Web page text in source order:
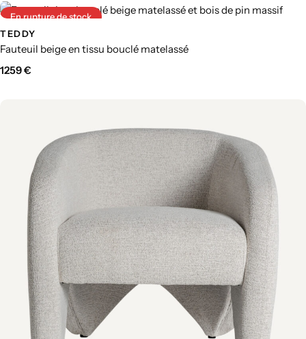
En rupture de stock
TEDDY
Fauteuil beige en tissu bouclé matelassé
1259€